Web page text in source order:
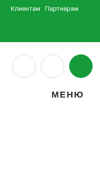
Клиентам Партнерам
МЕНЮ